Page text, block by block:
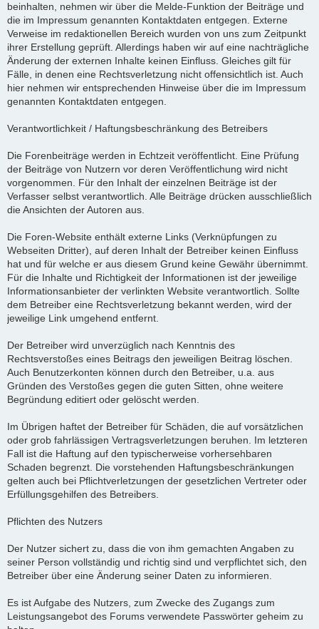
beinhalten, nehmen wir über die Melde-Funktion der Beiträge und
die im Impressum genannten Kontaktdaten entgegen. Externe
Verweise im redaktionellen Bereich wurden von uns zum Zeitpunkt
ihrer Erstellung geprüft. Allerdings haben wir auf eine nachträgliche
Änderung der externen Inhalte keinen Einfluss. Gleiches gilt für
Fälle, in denen eine Rechtsverletzung nicht offensichtlich ist. Auch
hier nehmen wir entsprechenden Hinweise über die im Impressum
genannten Kontaktdaten entgegen.
Verantwortlichkeit / Haftungsbeschränkung des Betreibers
Die Forenbeiträge werden in Echtzeit veröffentlicht. Eine Prüfung
der Beiträge von Nutzern vor deren Veröffentlichung wird nicht
vorgenommen. Für den Inhalt der einzelnen Beiträge ist der
Verfasser selbst verantwortlich. Alle Beiträge drücken ausschließlich
die Ansichten der Autoren aus.
Die Foren-Website enthält externe Links (Verknüpfungen zu
Webseiten Dritter), auf deren Inhalt der Betreiber keinen Einfluss
hat und für welche er aus diesem Grund keine Gewähr übernimmt.
Für die Inhalte und Richtigkeit der Informationen ist der jeweilige
Informationsanbieter der verlinkten Website verantwortlich. Sollte
dem Betreiber eine Rechtsverletzung bekannt werden, wird der
jeweilige Link umgehend entfernt.
Der Betreiber wird unverzüglich nach Kenntnis des
Rechtsverstoßes eines Beitrags den jeweiligen Beitrag löschen.
Auch Benutzerkonten können durch den Betreiber, u.a. aus
Gründen des Verstoßes gegen die guten Sitten, ohne weitere
Begründung editiert oder gelöscht werden.
Im Übrigen haftet der Betreiber für Schäden, die auf vorsätzlichen
oder grob fahrlässigen Vertragsverletzungen beruhen. Im letzteren
Fall ist die Haftung auf den typischerweise vorhersehbaren
Schaden begrenzt. Die vorstehenden Haftungsbeschränkungen
gelten auch bei Pflichtverletzungen der gesetzlichen Vertreter oder
Erfüllungsgehilfen des Betreibers.
Pflichten des Nutzers
Der Nutzer sichert zu, dass die von ihm gemachten Angaben zu
seiner Person vollständig und richtig sind und verpflichtet sich, den
Betreiber über eine Änderung seiner Daten zu informieren.
Es ist Aufgabe des Nutzers, zum Zwecke des Zugangs zum
Leistungsangebot des Forums verwendete Passwörter geheim zu